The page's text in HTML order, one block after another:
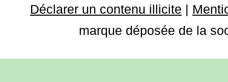
Déclarer un contenu illicite |
marque déposée de la